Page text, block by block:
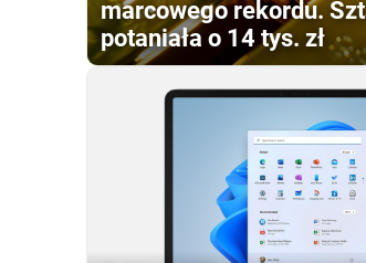
marcowego rekordu.
potaniała o 14 tys. zł